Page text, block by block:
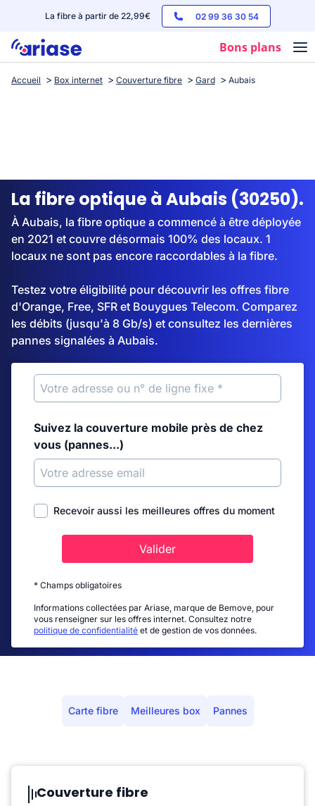
La fibre à partir de 22,99€ 02 99 36 30 54
Bons plans
Box internet
Streaming
Accueil Box internet Couverture fibre Gard Aubais
La fibre optique à Aubais (30250).
À Aubais, la fibre optique a commencé à être déployée
en 2021 et couvre désormais 100% des locaux. 1
locaux ne sont pas encore raccordables à la fibre.
Testez votre éligibilité pour découvrir les offres fibre
d'Orange, Free, SFR et Bouygues Telecom. Comparez
les débits (jusqu'à 8 Gb/s) et consultez les dernières
pannes signalées à Aubais.
Suivez la couverture mobile près de chez
vous (pannes...)
Recevoir aussi les meilleures offres du moment
Valider
* Champs obligatoires
Informations collectées par Ariase, marque de Bemove, pour
vous renseigner sur les offres internet. Consultez notre
politique de confidentialité et de gestion de vos données.
Carte fibre Meilleures box Pannes
Couverture fibre